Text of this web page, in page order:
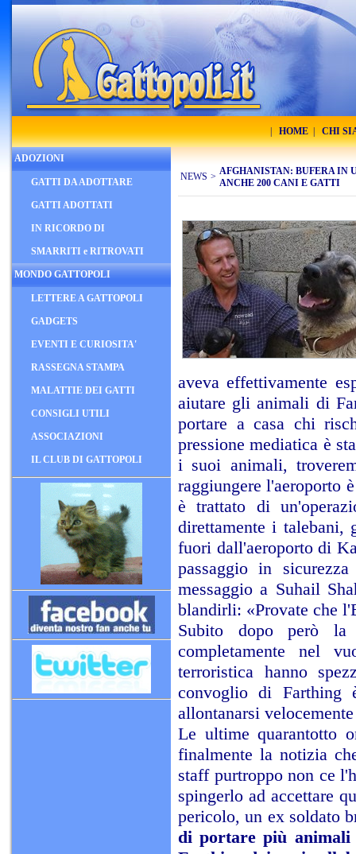
HOME CHI
ADOZIONI
GATTI DA ADOTTARE
GATTI ADOTTATI
IN RICORDO DI
SMARRITI e RITROVATI
MONDO GATTOPOLI
LETTERE A GATTOPOLI
GADGETS
EVENTI E CURIOSITA'
RASSEGNA STAMPA
MALATTIE DEI GATTI
CONSIGLI UTILI
ASSOCIAZIONI
IL CLUB DI GATTOPOLI
NEWS > AFGHANISTAN: BUFERA IN
ANCHE 200 CANI E GATTI
aveva effettivamente
aiutare gli animali di
portare a casa chi
pressione mediatica è
i suoi animali,
raggiungere l'aeroporto
è trattato di
direttamente i
fuori dall'aeroporto di
passaggio in
messaggio a Suhail
blandirli: «Provate che
Subito dopo però la
completamente nel
terroristica hanno
convoglio di Farthing
allontanarsi
Le ultime quarantotto
finalmente la notizia
staff purtroppo non ce
spingerlo ad accettare
pericolo, un ex soldato
di portare più